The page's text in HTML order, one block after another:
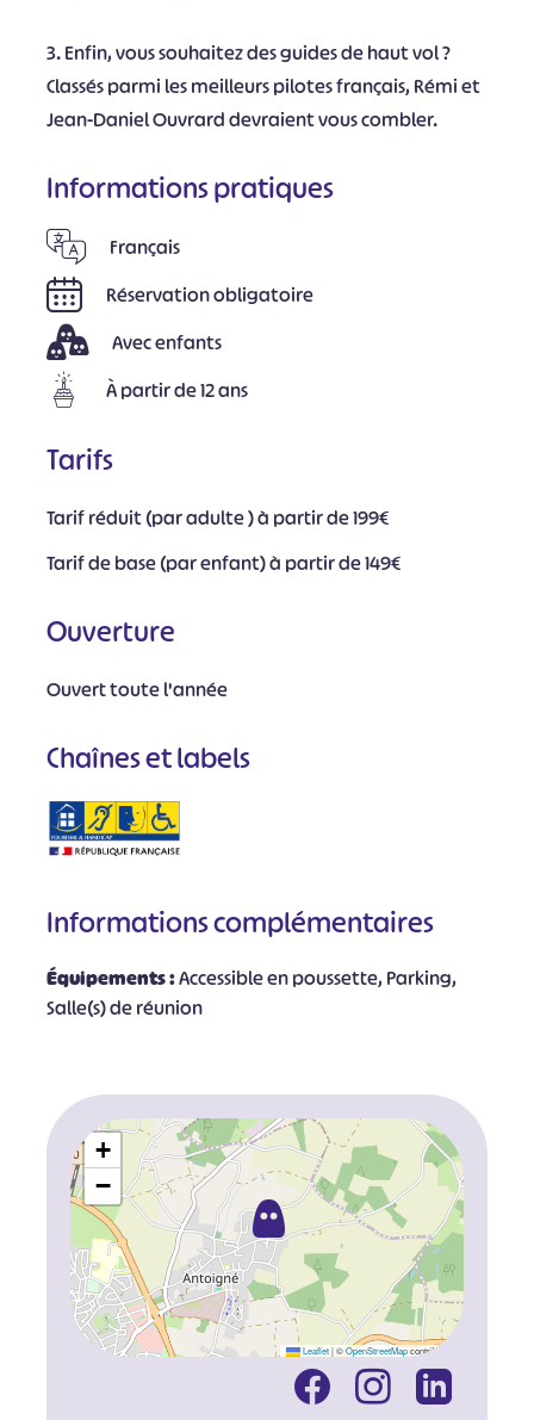
3. Enfin, vous souhaitez des guides de haut vol ?
Classés parmi les meilleurs pilotes français, Rémi et
Jean-Daniel Ouvrard devraient vous combler.
Informations pratiques
Français
Réservation obligatoire
Avec enfants
À partir de 12 ans
Tarifs
Tarif réduit (par adulte ) à partir de 199€
Tarif de base (par enfant) à partir de 149€
Ouverture
Ouvert toute l'année
Chaînes et labels
Informations complémentaires
Équipements :Accessible en poussette, Parking,
Salle(s) de réunion
+
−
Leaflet |©OpenStreetMapcontributors